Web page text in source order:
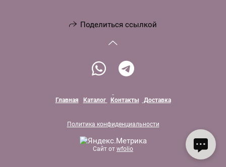
Поделиться ссылкой
Главная Каталог Контакты Доставка
Политика конфиденциальности
Сайт от wfolio